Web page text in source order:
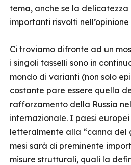
tema, anche se la
importanti risvolti
Ci troviamo difronte ad un
i singoli tasselli sono in
mondo di varianti (non solo
costante pare essere quella
rafforzamento della Russia
internazionale. I paesi
letteralmente alla “canna del
mesi sarà di preminente
misure strutturali, quali la